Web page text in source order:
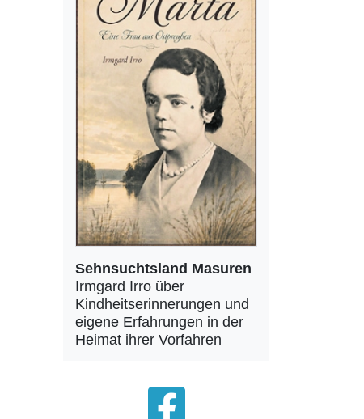
Sehnsuchtsland Masuren
Irmgard Irro über
Kindheitserinnerungen und
eigene Erfahrungen in der
Heimat ihrer Vorfahren